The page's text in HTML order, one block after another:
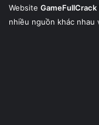
Website GameFullCrack
nhiều nguồn khác nhau